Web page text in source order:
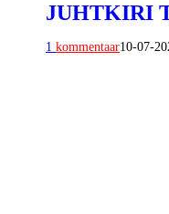
JUHTKIRI
1 kommentaar10-07-